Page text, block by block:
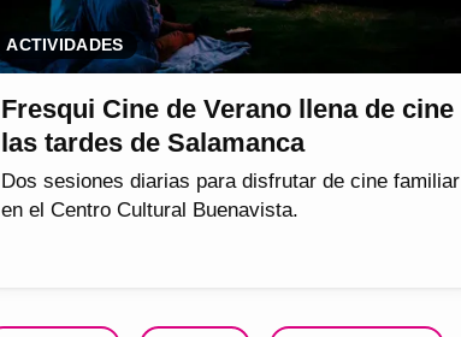
ACTIVIDADES
Fresqui Cine de Verano llena de cine
las tardes de Salamanca
Dos sesiones diarias para disfrutar de cine familiar
en el Centro Cultural Buenavista.